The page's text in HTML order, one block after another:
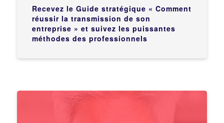
Recevez le Guide stratégique « Comment
réussir la transmission de son
entreprise » et suivez les puissantes
méthodes des professionnels